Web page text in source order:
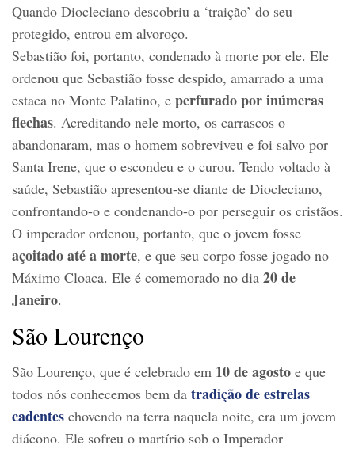
Quando Diocleciano descobriu a ‘traição’ do seu
protegido, entrou em alvoroço.
Sebastião foi, portanto, condenado à morte por ele. Ele
ordenou que Sebastião fosse despido, amarrado a uma
estaca no Monte Palatino, e perfurado por inúmeras
flechas. Acreditando nele morto, os carrascos o
abandonaram, mas o homem sobreviveu e foi salvo por
Santa Irene, que o escondeu e o curou. Tendo voltado à
saúde, Sebastião apresentou-se diante de Diocleciano,
confrontando-o e condenando-o por perseguir os cristãos.
O imperador ordenou, portanto, que o jovem fosse
açoitado até a morte, e que seu corpo fosse jogado no
Máximo Cloaca. Ele é comemorado no dia 20 de
Janeiro.
São Lourenço
São Lourenço, que é celebrado em 10 de agosto e que
todos nós conhecemos bem da tradição de estrelas
cadentes chovendo na terra naquela noite, era um jovem
diácono. Ele sofreu o martírio sob o Imperador